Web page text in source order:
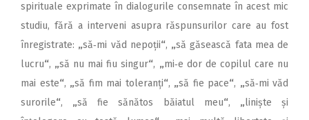
spirituale exprimate în dialogurile consemnate în acest mic
studiu, fără a interveni asupra răspunsurilor care au fost
înregistrate: „să‑mi văd nepoții“, „să găsească fata mea de
lucru“, „să nu mai fiu singur“, „mi‑e dor de copilul care nu
mai este“, „să fim mai toleranți“, „să fie pace“, „să‑mi văd
surorile“, „să fie sănătos băiatul meu“, „liniște și